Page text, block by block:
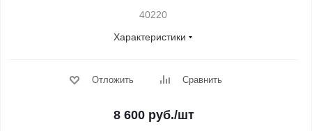
40220
Характеристики
Отложить Сравнить
8 600руб./шт